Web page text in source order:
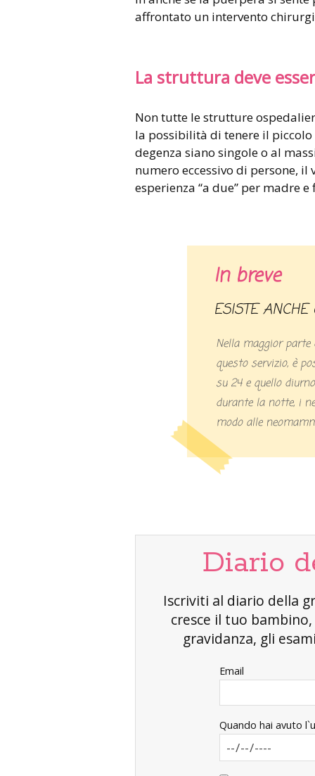
affrontato un intervento
La struttura deve
Non tutte le strutture
la possibilità di tenere il piccolo
degenza siano singole o al
numero eccessivo di persone,
esperienza “a due” per madre
In breve
ESISTE
Nella maggior
questo servizio, è
su 24 e quello
durante la notte, i
modo alle
Diario
Iscriviti al diario della
cresce il tuo
gravidanza, gli
Email
Quando hai avuto